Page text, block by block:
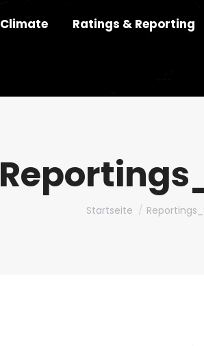
Climate Ratings & Reporting
Du bist hier:
Startseite